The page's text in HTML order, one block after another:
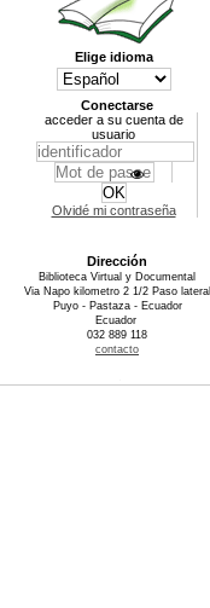
Elige idioma
Conectarse
acceder a su cuenta de
usuario
Olvidé mi contraseña
Dirección
Biblioteca Virtual y Documental
Via Napo kilometro 2 1/2 Paso lateral
Puyo - Pastaza - Ecuador
Ecuador
032 889 118
contacto